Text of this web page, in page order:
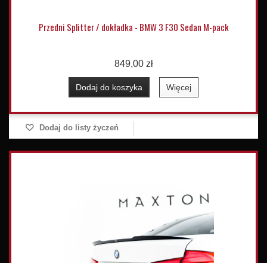
Przedni Splitter / dokładka - BMW 3 F30 Sedan M-pack
849,00 zł
Dodaj do koszyka Więcej
Dodaj do listy życzeń